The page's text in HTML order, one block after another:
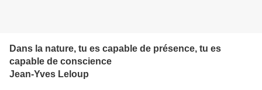
Dans la nature, tu es capable de présence, tu es
capable de conscience
Jean-Yves Leloup